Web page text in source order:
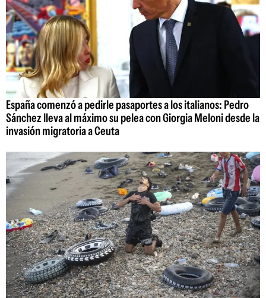
España comenzó a pedirle pasaportes a los italianos: Pedro
Sánchez lleva al máximo su pelea con Giorgia Meloni desde la
invasión migratoria a Ceuta